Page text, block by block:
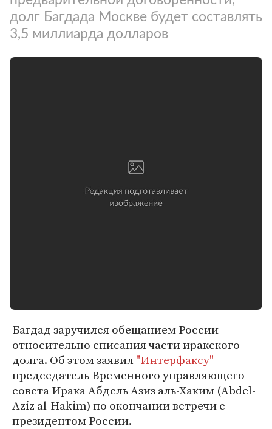
долг Багдада Москве будет составлять
3,5 миллиарда долларов
Багдад заручился обещанием России
относительно списания части иракского
долга. Об этом заявил"Интерфаксу"
председатель Временного управляющего
совета Ирака Абдель Азиз аль-Хаким (Abdel-
Aziz al-Hakim) по окончании встречи с
президентом России.